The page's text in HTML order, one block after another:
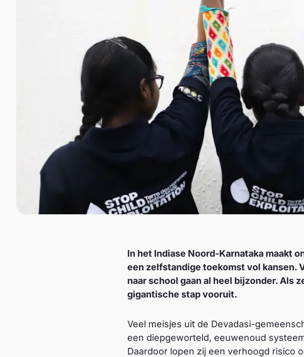
In het Indiase Noord-Karnataka maakt
een zelfstandige toekomst vol kansen.
naar school gaan al heel bijzonder. Als
gigantische stap vooruit.
Veel meisjes uit de Devadasi-
een diepgeworteld, eeuwenoud
Daardoor lopen zij een verhoogd risico